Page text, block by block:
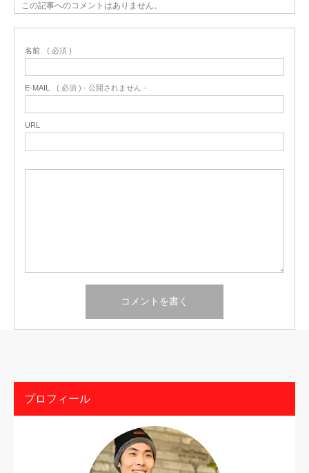
この記事へのコメントはありません。
名前 ( 必須 )
E-MAIL ( 必須 ) - 公開されません -
URL
プロフィール